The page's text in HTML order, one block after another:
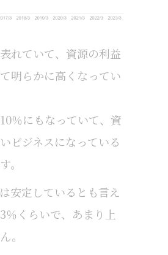
れていて、資源の利益
明らかに高くなってい
％にもなっていて、資
ビジネスになっている
。
安定しているとも言え
％くらいで、あまり上
。